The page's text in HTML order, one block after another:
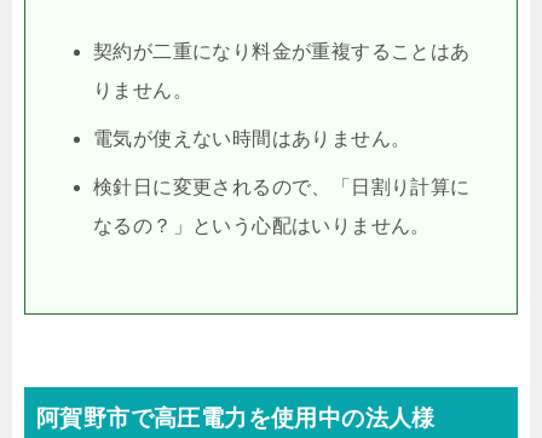
契約が二重になり料金が重複することはあ
りません。
電気が使えない時間はありません。
検針日に変更されるので、「日割り計算に
なるの？」という心配はいりません。
阿賀野市で高圧電力を使用中の法人様